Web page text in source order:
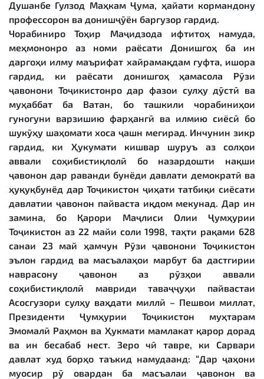
Душанбе Гулзод Маҳкам Ҷума, ҳайати кормандону
профессорон ва донишҷӯён баргузор гардид.
Чорабиниро Тоҳир Маҷидзода ифтитоҳ намуда,
меҳмононро аз номи раёсати Донишгоҳ ба ин
даргоҳи илму маърифат хайрамақдам гуфта, ишора
гардид, ки раёсати донишгоҳ ҳамасола Рӯзи
ҷавонони Тоҷикистонро дар фазои сулҳу дӯстӣ ва
муҳаббат ба Ватан, бо ташкили чорабиниҳои
гуногуни варзишию фарҳангӣ ва илмию сиёсӣ бо
шукӯҳу шаҳомати хоса ҷашн мегирад. Инчунин зикр
гардид, ки Ҳукумати кишвар шуруъ аз солҳои
аввали соҳибистиқлолӣ бо назардошти нақши
ҷавонон дар раванди бунёди давлати демократӣ ва
ҳуқуқбунёд дар Тоҷикистон ҷиҳати татбиқи сиёсати
давлатии ҷавонон пайваста иқдом мекунад. Дар ин
замина, бо Қарори Маҷлиси Олии Ҷумҳурии
Тоҷикистон аз 22 майи соли 1998, таҳти рақами 628
санаи 23 май ҳамчун Рӯзи ҷавонони Тоҷикистон
эълон гардид ва масъалаҳои марбут ба дастгирии
наврасону ҷавонон аз рӯзҳои аввали
соҳибистиқлолӣ мавриди таваҷҷуҳи пайвастаи
Асосгузори сулҳу ваҳдати миллӣ – Пешвои миллат,
Президенти Ҷумҳурии Тоҷикистон муҳтарам
Эмомалӣ Раҳмон ва Ҳукмати мамлакат қарор дорад
ва ин бесабаб нест. Зеро чӣ тавре, ки Сарвари
давлат худ борҳо таъкид намудаанд: “Дар ҷаҳони
муосир рӯ овардан ба масъалаи ҷавонон ва